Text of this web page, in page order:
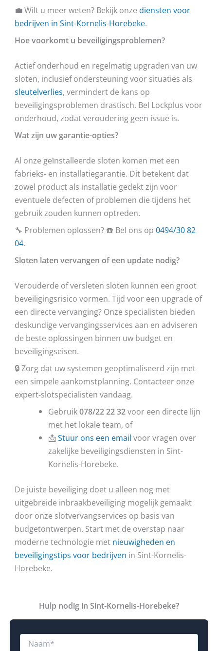
💼 Wilt u meer weten? Bekijk onze diensten voor
bedrijven in Sint-Kornelis-Horebeke.
Hoe voorkomt u beveiligingsproblemen?
Actief onderhoud en regelmatig upgraden van uw
sloten, inclusief ondersteuning voor situaties als
sleutelverlies, vermindert de kans op
beveiligingsproblemen drastisch. Bel Lockplus voor
onderhoud, zodat veroudering geen issue is.
Wat zijn uw garantie-opties?
Al onze geïnstalleerde sloten komen met een
fabrieks- en installatiegarantie. Dit betekent dat
zowel product als installatie gedekt zijn voor
eventuele defecten of problemen die tijdens het
gebruik zouden kunnen optreden.
🔧 Problemen oplossen? ☎️ Bel ons op 0494/30 82
04.
Sloten laten vervangen of een update nodig?
Verouderde of versleten sloten kunnen een groot
beveiligingsrisico vormen. Tijd voor een upgrade of
een directe vervanging? Onze specialisten bieden
deskundige vervangingsservices aan en adviseren
de beste oplossingen binnen uw budget en
beveiligingseisen.
🔒 Zorg dat uw systemen geoptimaliseerd zijn met
een simpele aankomstplanning. Contacteer onze
expert-slotspecialisten vandaag.
Gebruik078/22 22 32voor een directe lijn
met het lokale team, of
📩Stuur ons een email voor vragen over
zakelijke beveiligingsdiensten in Sint-
Kornelis-Horebeke.
De juiste beveiliging doet u alleen nog met
uitgebreide inbraakbeveiliging mogelijk gemaakt
door onze slotvervangservices op basis van
budgetontwerpen. Start met de overstap naar
moderne technologie met nieuwigheden en
beveiligingstips voor bedrijven in Sint-Kornelis-
Horebeke.
Hulp nodig in Sint-Kornelis-Horebeke?
N